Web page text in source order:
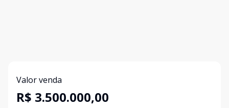
Valor venda
R$ 3.500.000,00